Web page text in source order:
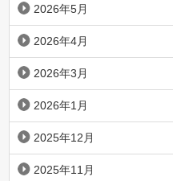
2026年5月
2026年4月
2026年3月
2026年1月
2025年12月
2025年11月